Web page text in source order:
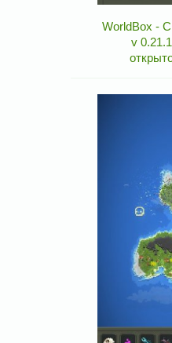
WorldBox -
v